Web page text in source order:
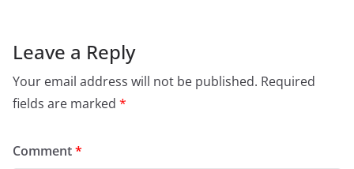
Leave a Reply
Your email address will not be published. Required
fields are marked *
Comment*